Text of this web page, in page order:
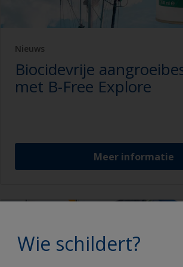
Nieuws
Biocidevrije
met B-Free Explore
Meer informatie
Wie schildert?